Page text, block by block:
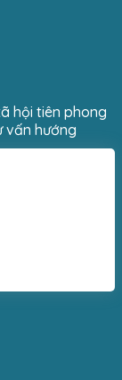
hội tiên phong
vấn hướng